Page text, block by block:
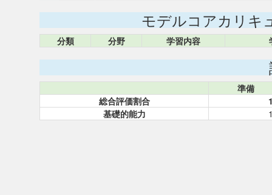
モデルコアカリキ
分類 分野 学習内容
準備
総合評価割合
基礎的能力